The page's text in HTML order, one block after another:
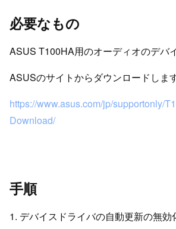
必要なもの
ASUS T100HA用のオーディオのデバ
ASUSのサイトからダウンロードします
https://www.asus.com/jp/supportonly/
Download/
手順
1. デバイスドライバの自動更新の無効